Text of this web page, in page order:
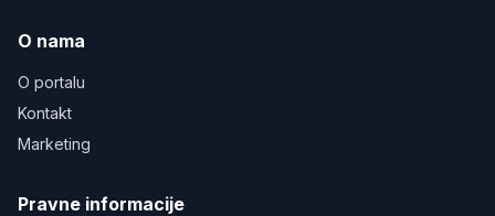
O nama
O portalu
Kontakt
Marketing
Pravne informacije